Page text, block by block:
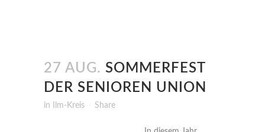
27 AUG. SOMMERFEST
DER SENIOREN UNION
in Ilm-Kreis Share